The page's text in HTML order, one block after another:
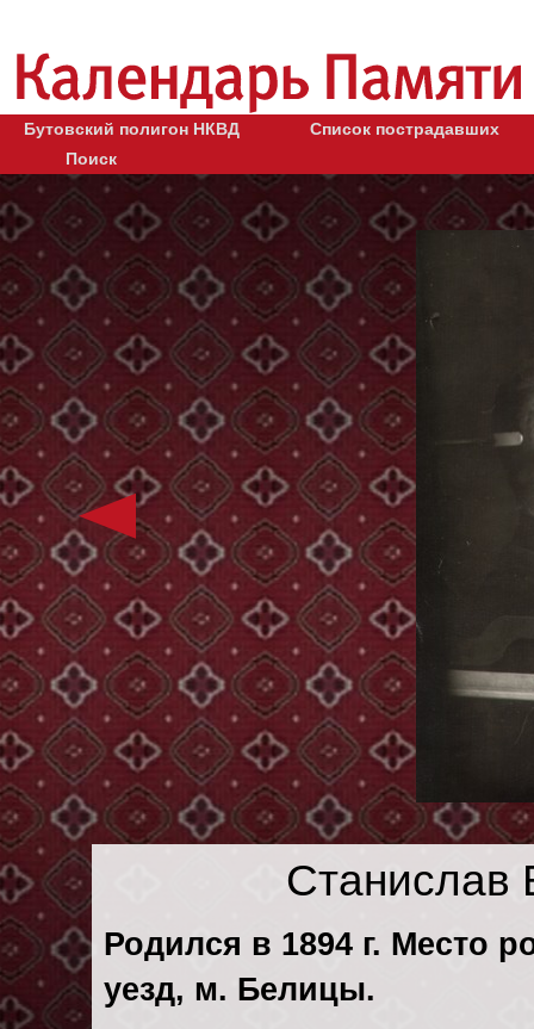
Бутовский полигон НКВД
Список пострадавших
Поиск
Станислав
Родился в 1894 г. Место
уезд, м. Белицы.